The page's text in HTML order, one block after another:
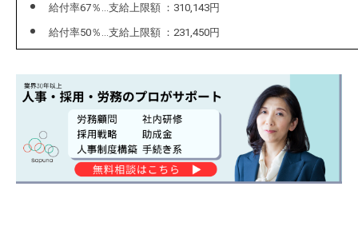
給付率67％…支給上限額 ：310,143円
給付率50％…支給上限額 ：231,450円